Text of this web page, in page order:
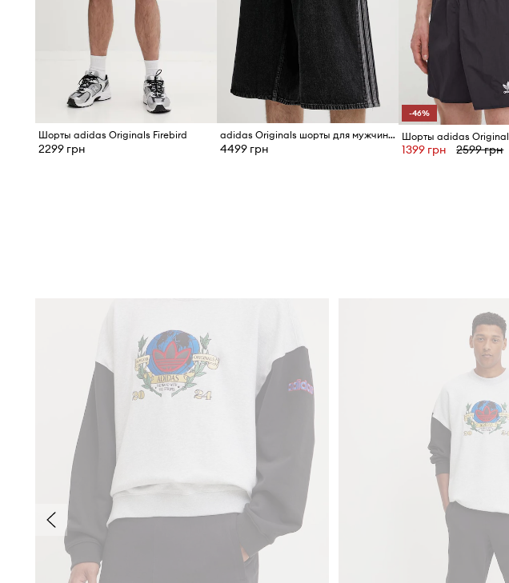
Шорты adidas Originals Firebird
2299 грн
adidas Originals шорты для мужчин Firebird
4499 грн
-46%
1399 грн 2599 грн